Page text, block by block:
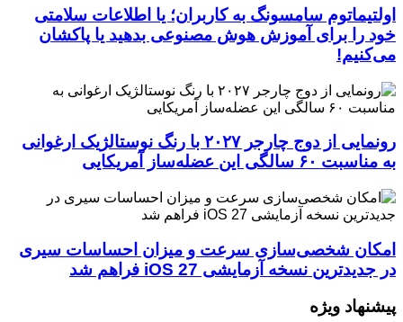
اولتیماتوم سامسونگ به کاربران؛ یا اطلاعات سلامتی
خود را برای آموزش هوش مصنوعی بدهید یا پاکشان
می‌کنیم!
رونمایی از دوج چارجر ۲۰۲۷ با رنگ نوستالژیک ارغوانی
به مناسبت ۶۰ سالگی این عضله‌ساز آمریکایی
امکان شخصی‌سازی سرعت و میزان احساسات سیری
در جدیدترین نسخه آزمایشی iOS 27 فراهم شد
پیشنهاد ویژه